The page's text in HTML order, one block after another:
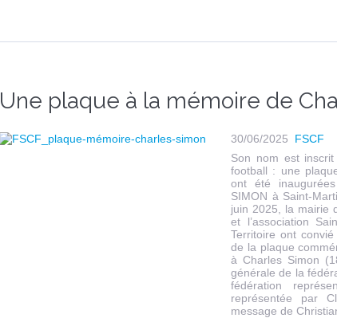
Une plaque à la mémoire de
30/06/2025
FSCF
Son nom est
football : une
ont été
SIMON à Saint-
juin 2025, la mairie
et l’association
Territoire ont
de la plaque
à Charles Simon
générale de la
fédération
représentée par
message de